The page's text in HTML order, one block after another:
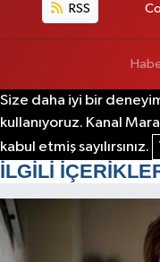
RSS
Size daha iyi bir
kullanıyoruz. Kanal
kabul etmiş sayılırsınız.